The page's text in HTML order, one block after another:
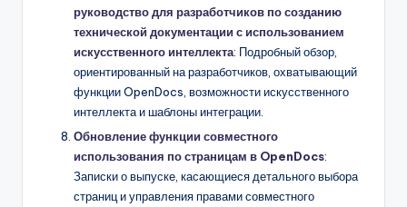
руководство для разработчиков по созданию
технической документации с использованием
искусственного интеллекта: Подробный обзор,
ориентированный на разработчиков, охватывающий
функции OpenDocs, возможности искусственного
интеллекта и шаблоны интеграции.
Обновление функции совместного
использования по страницам в OpenDocs:
Записки о выпуске, касающиеся детального выбора
страниц и управления правами совместного